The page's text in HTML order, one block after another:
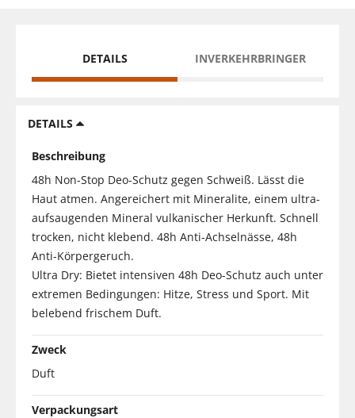
DETAILS INVERKEHRBRINGER
DETAILS
Beschreibung
48h Non-Stop Deo-Schutz gegen Schweiß. Lässt die
Haut atmen. Angereichert mit Mineralite, einem ultra-
aufsaugenden Mineral vulkanischer Herkunft. Schnell
trocken, nicht klebend. 48h Anti-Achselnässe, 48h
Anti-Körpergeruch.
Ultra Dry: Bietet intensiven 48h Deo-Schutz auch unter
extremen Bedingungen: Hitze, Stress und Sport. Mit
belebend frischem Duft.
Zweck
Duft
Verpackungsart